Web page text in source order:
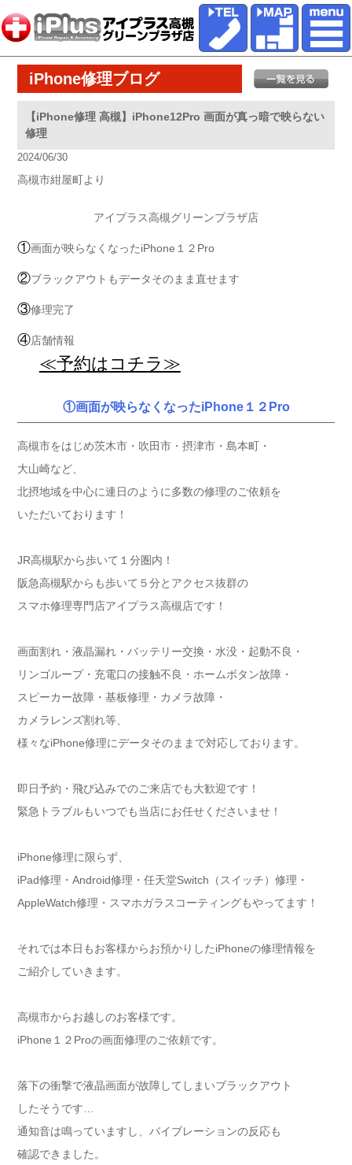
iPhone修理ブログ
【iPhone修理 高槻】iPhone12Pro 画面が真っ暗で映らない
修理
2024/06/30
高槻市紺屋町より
アイプラス高槻グリーンプラザ店
①画面が映らなくなったiPhone１２Pro
②ブラックアウトもデータそのまま直せます
③修理完了
④店舗情報
≪予約はコチラ≫
①画面が映らなくなったiPhone１２Pro
高槻市をはじめ茨木市・吹田市・摂津市・島本町・
大山崎など、
北摂地域を中心に連日のように多数の修理のご依頼を
いただいております！
JR高槻駅から歩いて１分圏内！
阪急高槻駅からも歩いて５分とアクセス抜群の
スマホ修理専門店アイプラス高槻店です！
画面割れ・液晶漏れ・バッテリー交換・水没・起動不良・
リンゴループ・充電口の接触不良・ホームボタン故障・
スピーカー故障・基板修理・カメラ故障・
カメラレンズ割れ等、
様々なiPhone修理にデータそのままで対応しております。
即日予約・飛び込みでのご来店でも大歓迎です！
緊急トラブルもいつでも当店にお任せくださいませ！
iPhone修理に限らず、
iPad修理・Android修理・任天堂Switch（スイッチ）修理・
AppleWatch修理・スマホガラスコーティングもやってます！
それでは本日もお客様からお預かりしたiPhoneの修理情報を
ご紹介していきます。
高槻市からお越しのお客様です。
iPhone１２Proの画面修理のご依頼です。
落下の衝撃で液晶画面が故障してしまいブラックアウト
したそうです…
通知音は鳴っていますし、バイブレーションの反応も
確認できました。